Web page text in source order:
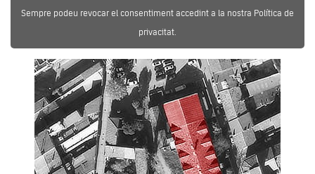
Sempre podeu revocar el consentiment accedint a la nostra Política de
privacitat.